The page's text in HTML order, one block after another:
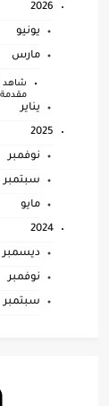
2026
يونيو
مارس
شاهد
يناير
2025
نوفمبر
سبتمبر
مايو
2024
ديسمبر
نوفمبر
سبتمبر